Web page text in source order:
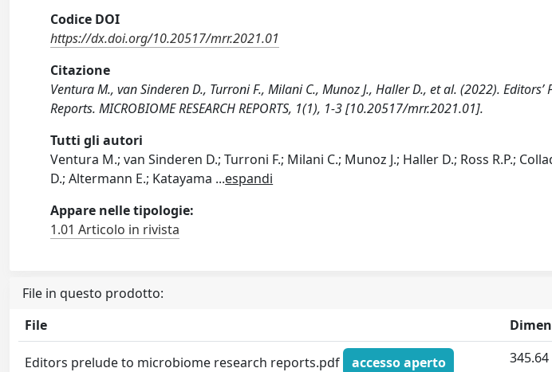
Codice DOI
https://dx.doi.org/10.20517/mrr.2021.01
Citazione
Ventura M., van Sinderen D., Turroni F., Milani C., Munoz J., Haller D., et al. (2022).
Reports. MICROBIOME RESEARCH REPORTS, 1(1), 1-3 [10.20517/mrr.2021.01].
Tutti gli autori
Ventura M.; van Sinderen D.; Turroni F.; Milani C.; Munoz J.; Haller D.; Ross R.P.;
D.; Altermann E.; Katayama ...espandi
Appare nelle tipologie:
1.01 Articolo in rivista
File in questo prodotto:
File
Editors prelude to microbiome research reports.pdf
accesso aperto
345.64